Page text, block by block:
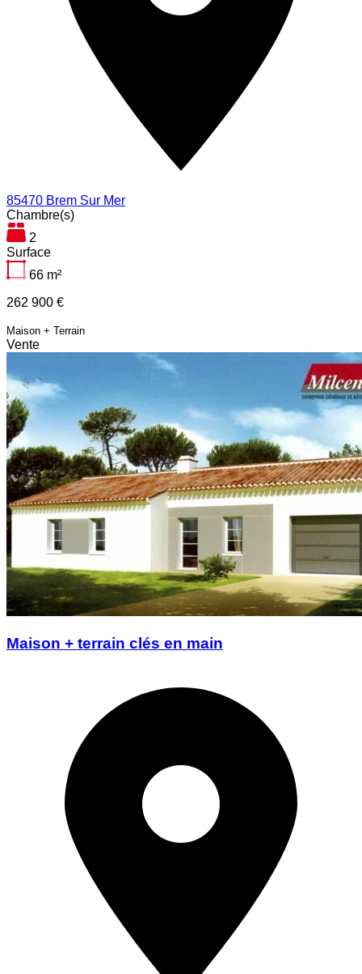
85470 Brem Sur Mer
Chambre(s)
2
Surface
66 m²
262 900 €
Maison + Terrain
Vente
Maison + terrain clés en main